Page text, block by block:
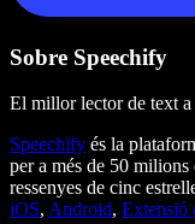
Sobre Speechify
El millor lector de text a
Speechify és la
per a més de 50
ressenyes de cinc
iOS, Android, Extensió